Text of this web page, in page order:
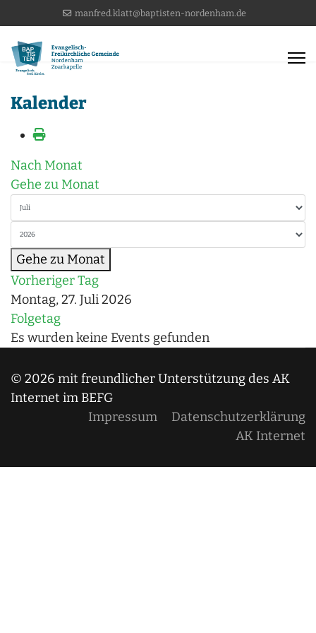
manfred.klatt@baptisten-nordenham.de
Kalender
Nach Monat
Gehe zu Monat
Gehe zu Monat
Vorheriger Tag
Montag, 27. Juli 2026
Folgetag
Es wurden keine Events gefunden
© 2026 mit freundlicher Unterstützung des AK
Internet im BEFG
Impressum
Datenschutzerklärung
AK Internet